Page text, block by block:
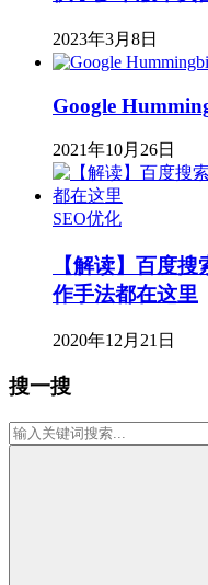
2023年3月8日
Google
2021年10月26日
SEO优化
【解读】百度
作手法都在这里
2020年12月21日
搜一搜